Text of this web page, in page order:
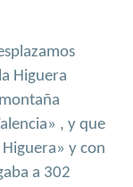
Higuera
, y que
y con
a 302